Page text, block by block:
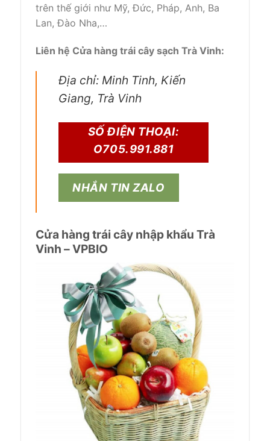
trên thế giới như Mỹ, Đức, Pháp, Anh, Ba
Lan, Đào Nha,…
Liên hệ Cửa hàng trái cây sạch Trà Vinh:
Địa chỉ: Minh Tinh, Kiến
Giang, Trà Vinh
SỐ ĐIỆN THOẠI:
O705.991.881
NHẮN TIN ZALO
Cửa hàng trái cây nhập khẩu Trà
Vinh – VPBIO